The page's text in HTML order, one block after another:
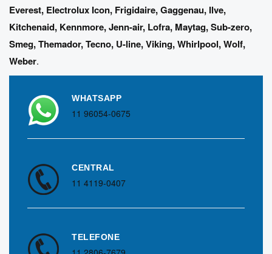
Everest, Electrolux Icon, Frigidaire,Gaggenau, Ilve,
Kitchenaid, Kennmore,Jenn-air, Lofra, Maytag,Sub-zero,
Smeg,Themador,Tecno, U-line,Viking,Whirlpool,Wolf,
Weber.
WHATSAPP
11 96054-0675
CENTRAL
11 4119-0407
TELEFONE